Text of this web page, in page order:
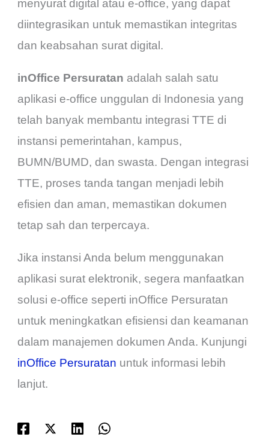
menyurat digital atau e-office, yang dapat
diintegrasikan untuk memastikan integritas
dan keabsahan surat digital.
inOffice Persuratan adalah salah satu
aplikasi e-office unggulan di Indonesia yang
telah banyak membantu integrasi TTE di
instansi pemerintahan, kampus,
BUMN/BUMD, dan swasta. Dengan integrasi
TTE, proses tanda tangan menjadi lebih
efisien dan aman, memastikan dokumen
tetap sah dan terpercaya.
Jika instansi Anda belum menggunakan
aplikasi surat elektronik, segera manfaatkan
solusi e-office seperti inOffice Persuratan
untuk meningkatkan efisiensi dan keamanan
dalam manajemen dokumen Anda. Kunjungi
inOffice Persuratan untuk informasi lebih
lanjut.